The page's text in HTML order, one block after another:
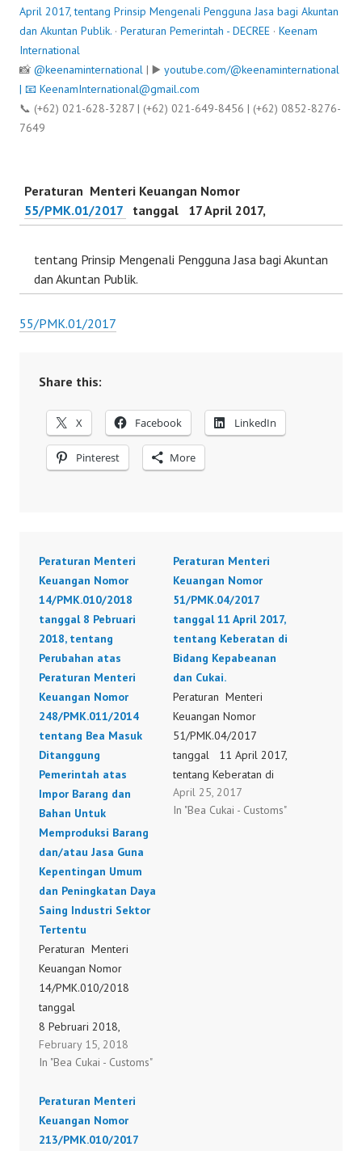
April 2017, tentang Prinsip Mengenali Pengguna Jasa bagi Akuntan
dan Akuntan Publik. · Peraturan Pemerintah - DECREE · Keenam
International
📸 @keenaminternational | ▶️ youtube.com/@keenaminternational
| 📧 KeenamInternational@gmail.com
📞 (+62) 021-628-3287 | (+62) 021-649-8456 | (+62) 0852-8276-
7649
Peraturan Menteri Keuangan Nomor
55/PMK.01/2017
tanggal 17 April 2017,
tentang Prinsip Mengenali Pengguna Jasa bagi Akuntan
dan Akuntan Publik.
55/PMK.01/2017
Share this:
X Facebook LinkedIn
Pinterest More
Peraturan Menteri
Keuangan Nomor
14/PMK.010/2018
tanggal 8 Pebruari
2018, tentang
Perubahan atas
Peraturan Menteri
Keuangan Nomor
248/PMK.011/2014
tentang Bea Masuk
Ditanggung
Pemerintah atas
Impor Barang dan
Bahan Untuk
Memproduksi Barang
dan/atau Jasa Guna
Kepentingan Umum
dan Peningkatan Daya
Saing Industri Sektor
Tertentu
Peraturan Menteri
Keuangan Nomor
14/PMK.010/2018
tanggal
8 Pebruari 2018,
tentang Perubahan atas
Peraturan Menteri
248/PMK.011/2014
tentang Bea Masuk
Ditanggung Pemerintah
February 15, 2018
In "Bea Cukai - Customs"
Peraturan Menteri
Keuangan Nomor
51/PMK.04/2017
tanggal 11 April 2017,
tentang Keberatan di
Bidang Kepabeanan
dan Cukai.
Peraturan Menteri
Keuangan Nomor
51/PMK.04/2017
tanggal 11 April 2017,
tentang Keberatan di
Bidang Kepabeanan dan
Cukai. 51/PMK.04/2017
April 25, 2017
In "Bea Cukai - Customs"
Peraturan Menteri
Keuangan Nomor
213/PMK.010/2017